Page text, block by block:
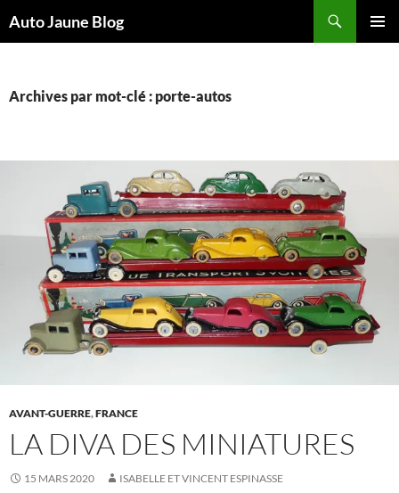
Auto Jaune Blog
Archives par mot-clé : porte-autos
AVANT-GUERRE,FRANCE
LA DIVA DES MINIATURES
15 MARS 2020 ISABELLE ET VINCENT ESPINASSE